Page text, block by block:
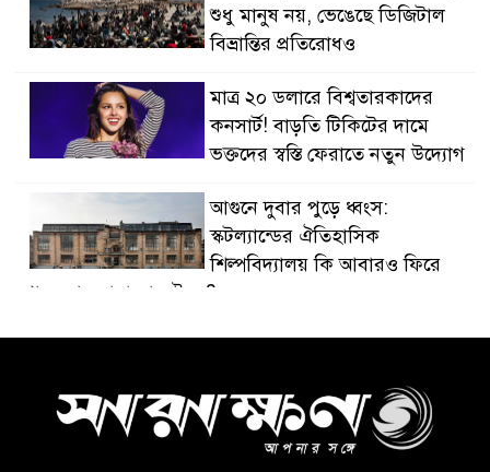
শুধু মানুষ নয়, ভেঙেছে ডিজিটাল
বিভ্রান্তির প্রতিরোধও
মাত্র ২০ ডলারে বিশ্বতারকাদের
কনসার্ট! বাড়তি টিকিটের দামে
ভক্তদের স্বস্তি ফেরাতে নতুন উদ্যোগ
আগুনে দুবার পুড়ে ধ্বংস:
স্কটল্যান্ডের ঐতিহাসিক
শিল্পবিদ্যালয় কি আবারও ফিরে
পাবে তার হারানো গৌরব?
দিনের বৃহৎ সামরিক মহড়া
মিশিগানের প্রাইমারিকে ঘিরে